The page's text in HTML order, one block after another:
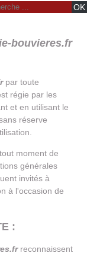
bouvieres.fr
par toute
régie par les
et en utilisant le
réserve
moment de
générales
invités à
à l'occasion de
:
reconnaissent